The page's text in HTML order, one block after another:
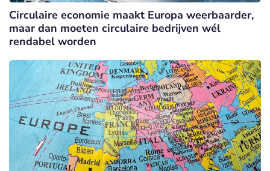
Circulaire economie maakt Europa weerbaarder,
maar dan moeten circulaire bedrijven wél
rendabel worden